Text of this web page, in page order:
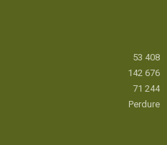
53 408
142 676
71 244
Perdure